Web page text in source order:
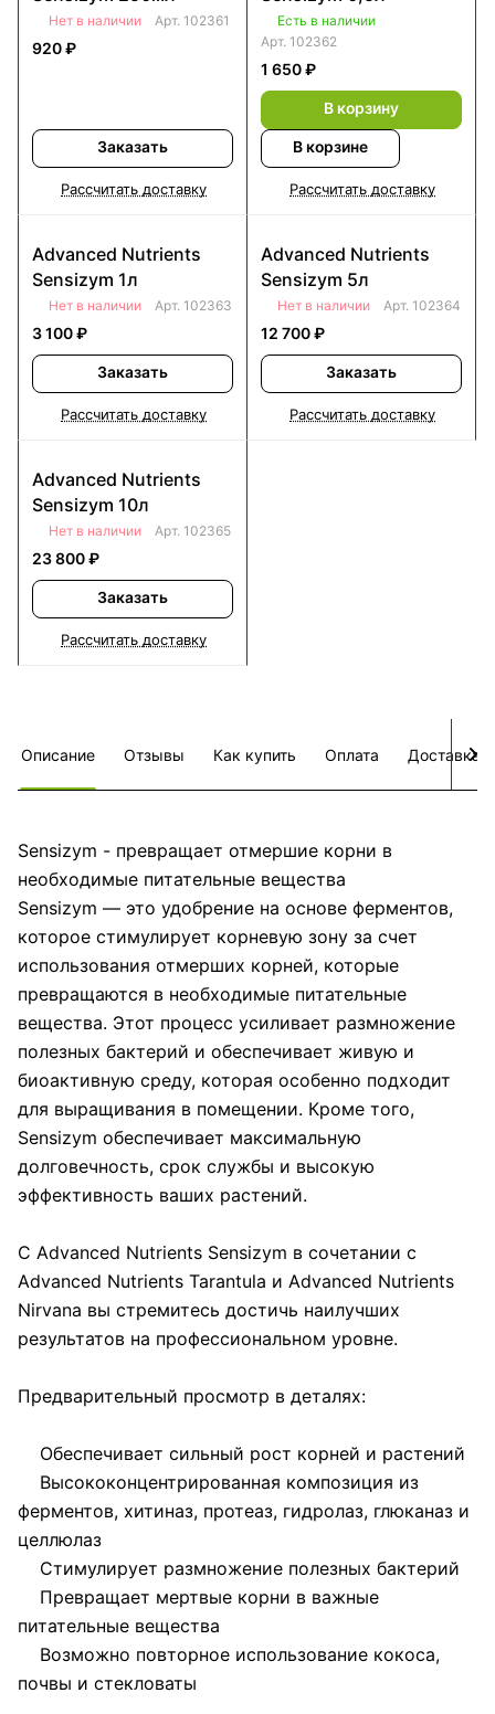
Нет в наличии Арт. 102361
920 ₽
Заказать
Рассчитать доставку
Есть в наличии
Арт. 102362
1 650 ₽
В корзину
В корзине
Рассчитать доставку
Advanced Nutrients
Sensizym 1л
Нет в наличии Арт. 102363
3 100 ₽
Заказать
Рассчитать доставку
Advanced Nutrients
Sensizym 5л
Нет в наличии Арт. 102364
12 700 ₽
Заказать
Рассчитать доставку
Advanced Nutrients
Sensizym 10л
Нет в наличии Арт. 102365
23 800 ₽
Заказать
Рассчитать доставку
Описание Отзывы Как купить Оплата Доставка
Sensizym - превращает отмершие корни в
необходимые питательные вещества
Sensizym — это удобрение на основе ферментов,
которое стимулирует корневую зону за счет
использования отмерших корней, которые
превращаются в необходимые питательные
вещества. Этот процесс усиливает размножение
полезных бактерий и обеспечивает живую и
биоактивную среду, которая особенно подходит
для выращивания в помещении. Кроме того,
Sensizym обеспечивает максимальную
долговечность, срок службы и высокую
эффективность ваших растений.
С Advanced Nutrients Sensizym в сочетании с
Advanced Nutrients Tarantula и Advanced Nutrients
Nirvana вы стремитесь достичь наилучших
результатов на профессиональном уровне.
Предварительный просмотр в деталях:
Обеспечивает сильный рост корней и растений
Высококонцентрированная композиция из
ферментов, хитиназ, протеаз, гидролаз, глюканаз и
целлюлаз
Стимулирует размножение полезных бактерий
Превращает мертвые корни в важные
питательные вещества
Возможно повторное использование кокоса,
почвы и стекловаты